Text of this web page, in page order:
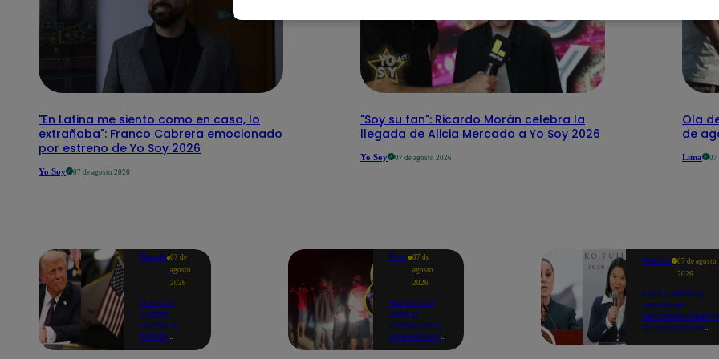
"En Latina me siento como en casa, lo
extrañaba": Franco Cabrera emocionado
por estreno de Yo Soy 2026
Yo Soy 07 de agosto 2026
"Soy su fan": Ricardo Morán celebra la
llegada de Alicia Mercado a Yo Soy 2026
Yo Soy 07 de agosto 2026
Ola
de
Lima 07
Mundo 07 de
agosto
2026
Donald
Trump
vuelve a
firmar
Perú 07 de
agosto
2026
Hallan sin
vida a
empresario
que estuvo
Política
07 de agosto
2026
Perú y México
anuncian
de relaciones